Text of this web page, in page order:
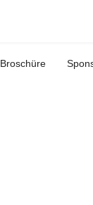
Broschüre